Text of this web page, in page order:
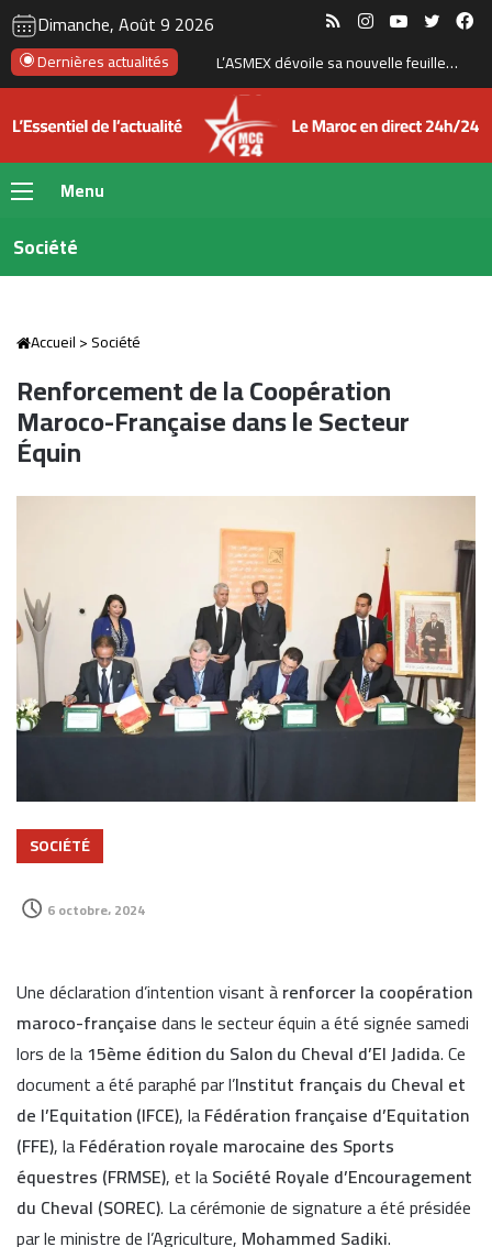
Dimanche, Août 9 2026 RSS InstagramYouTube
Dernières actualités Le Maroc accélère son programme de dessalement pour renforcer sa sécurité hydrique
Menu
Société
Accueil>Société
Renforcement de la Coopération
Maroco-Française dans le Secteur
Équin
SOCIÉTÉ
6 octobre، 2024
Une déclaration d’intention visant àrenforcer la coopération
maroco-françaisedans le secteur équin a été signée samedi
lors de la 15ème édition du Salon du Cheval d’El Jadida. Ce
document a été paraphé par l’Institut français du Cheval et
de l’Equitation (IFCE), laFédération française d’Equitation
(FFE), laFédération royale marocaine des Sports
équestres (FRMSE), et laSociété Royale d’Encouragement
du Cheval (SOREC). La cérémonie de signature a été présidée
par le ministre de l’Agriculture, Mohammed Sadiki.